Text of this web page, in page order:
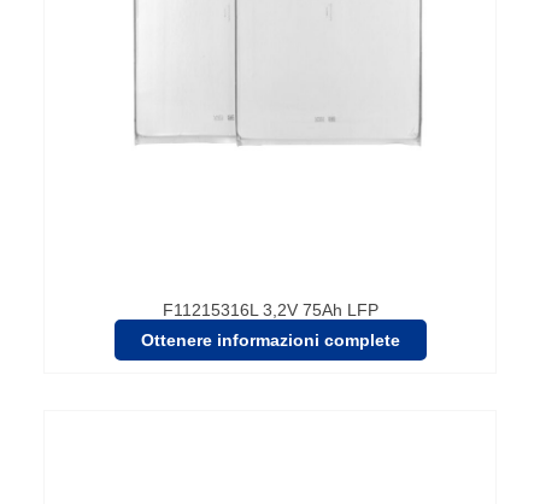
F11215316L 3,2V 75Ah LFP
Ottenere informazioni complete